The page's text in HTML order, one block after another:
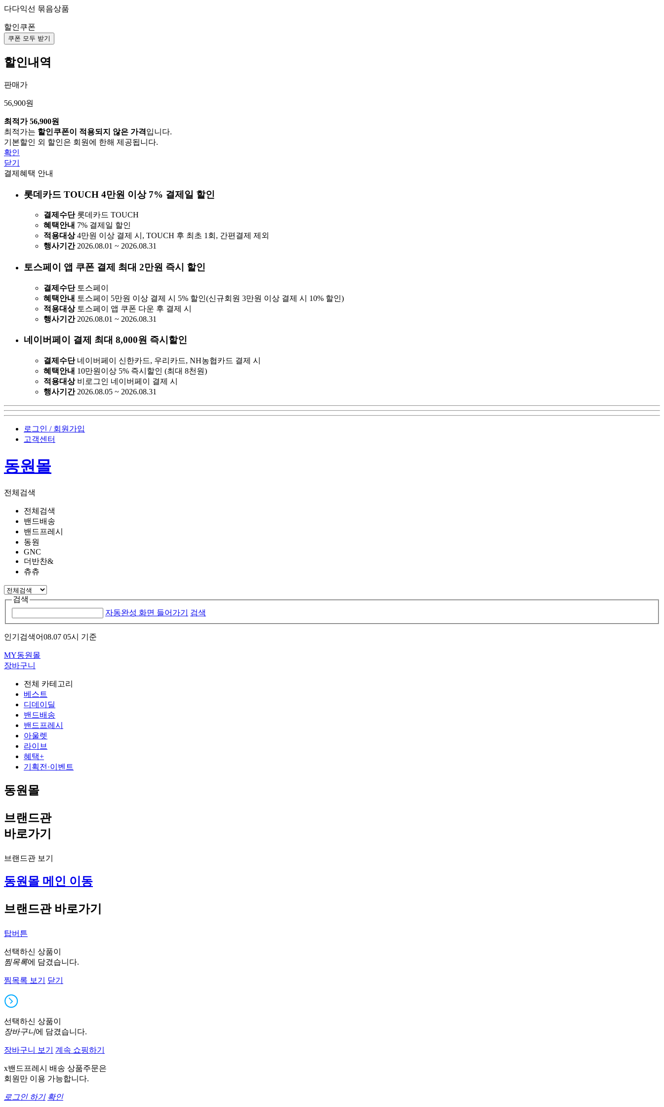
다다익선 묶음상품
할인쿠폰
쿠폰 모두 받기
할인내역
판매가
56,900원
최적가 56,900원
최적가는 할인쿠폰이 적용되지 않은 가격입니다.
기본할인 외 할인은 회원에 한해 제공됩니다.
확인
닫기
결제혜택 안내
롯데카드 TOUCH 4만원 이상 7% 결제일 할인
결제수단 롯데카드 TOUCH
혜택안내 7% 결제일 할인
적용대상 4만원 이상 결제 시, TOUCH 후 최초 1회, 간편결제 제외
행사기간 2026.08.01 ~ 2026.08.31
토스페이 앱 쿠폰 결제 최대 2만원 즉시 할인
결제수단 토스페이
혜택안내 토스페이 5만원 이상 결제 시 5% 할인(신규회원 3만원 이상 결제 시 10% 할인)
적용대상 토스페이 앱 쿠폰 다운 후 결제 시
행사기간 2026.08.01 ~ 2026.08.31
네이버페이 결제 최대 8,000원 즉시할인
결제수단 네이버페이 신한카드, 우리카드, NH농협카드 결제 시
혜택안내 10만원이상 5% 즉시할인 (최대 8천원)
적용대상 비로그인 네이버페이 결제 시
행사기간 2026.08.05 ~ 2026.08.31
로그인 / 회원가입
고객센터
동원몰
전체검색
전체검색
밴드배송
밴드프레시
동원
GNC
더반찬&
츄츄
검색
자동완성 화면 들어가기
검색
인기검색어08.07 05시 기준
MY동원몰
장바구니
전체 카테고리
베스트
디데이딜
밴드배송
밴드프레시
아울렛
라이브
혜택+
기획전·이벤트
동원몰
브랜드관
바로가기
브랜드관 보기
동원몰 메인 이동
브랜드관 바로가기
탑버튼
선택하신 상품이
찜목록에 담겼습니다.
찜목록 보기 닫기
선택하신 상품이
장바구니에 담겼습니다.
장바구니 보기 계속 쇼핑하기
x밴드프레시 배송 상품주문은
회원만 이용 가능합니다.
로그인 하기 확인